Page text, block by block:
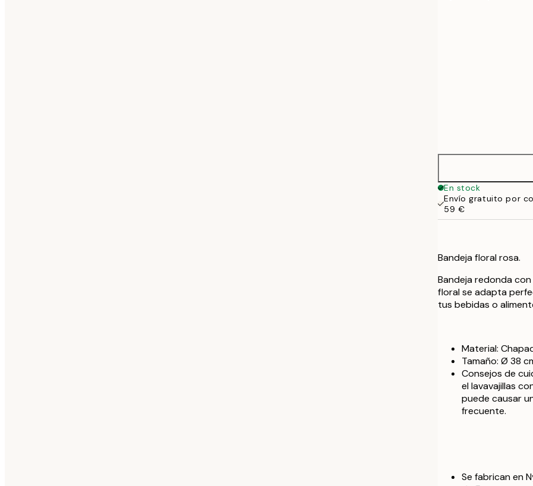
En stock
Envío gratuito por
59 €
Bandeja floral rosa.
Bandeja redonda
floral se adapta
tus bebidas o
Material:
Tamaño: Ø 38
Consejos de
el lavavajillas
puede causar
frecuente.
Se fabrican en